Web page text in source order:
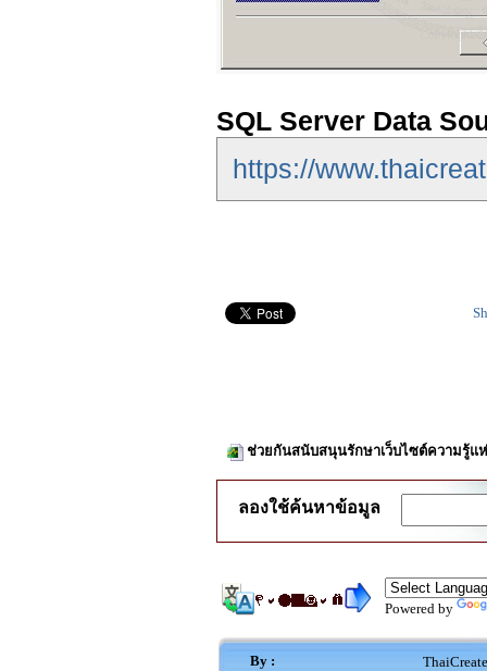
SQL Server Data
https://
ช่วยกันสนับสนุนรักษาเว็บไซต์ความรู้แ
ลองใช้ค้นหาข้อมูล
Powered by
By :